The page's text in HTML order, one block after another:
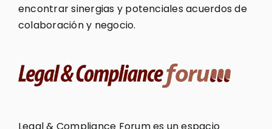
encontrar sinergias y potenciales acuerdos de
colaboración y negocio.